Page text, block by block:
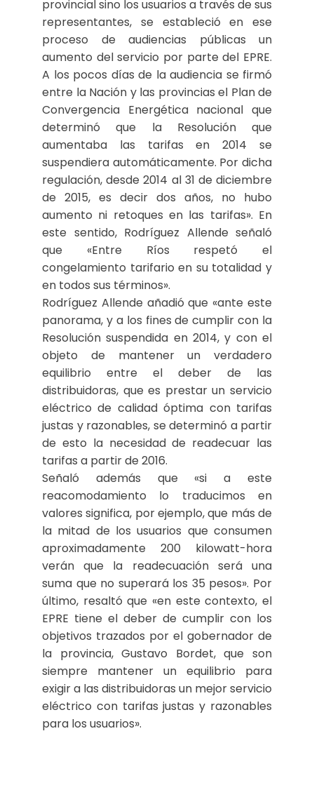
provincial sino los usuarios a través de sus
representantes, se estableció en ese
proceso de audiencias públicas un
aumento del servicio por parte del EPRE.
A los pocos días de la audiencia se firmó
entre la Nación y las provincias el Plan de
Convergencia Energética nacional que
determinó que la Resolución que
aumentaba las tarifas en 2014 se
suspendiera automáticamente. Por dicha
regulación, desde 2014 al 31 de diciembre
de 2015, es decir dos años, no hubo
aumento ni retoques en las tarifas». En
este sentido, Rodríguez Allende señaló
que «Entre Ríos respetó el
congelamiento tarifario en su totalidad y
en todos sus términos».
Rodríguez Allende añadió que «ante este
panorama, y a los fines de cumplir con la
Resolución suspendida en 2014, y con el
objeto de mantener un verdadero
equilibrio entre el deber de las
distribuidoras, que es prestar un servicio
eléctrico de calidad óptima con tarifas
justas y razonables, se determinó a partir
de esto la necesidad de readecuar las
tarifas a partir de 2016.
Señaló además que «si a este
reacomodamiento lo traducimos en
valores significa, por ejemplo, que más de
la mitad de los usuarios que consumen
aproximadamente 200 kilowatt-hora
verán que la readecuación será una
suma que no superará los 35 pesos». Por
último, resaltó que «en este contexto, el
EPRE tiene el deber de cumplir con los
objetivos trazados por el gobernador de
la provincia, Gustavo Bordet, que son
siempre mantener un equilibrio para
exigir a las distribuidoras un mejor servicio
eléctrico con tarifas justas y razonables
para los usuarios».